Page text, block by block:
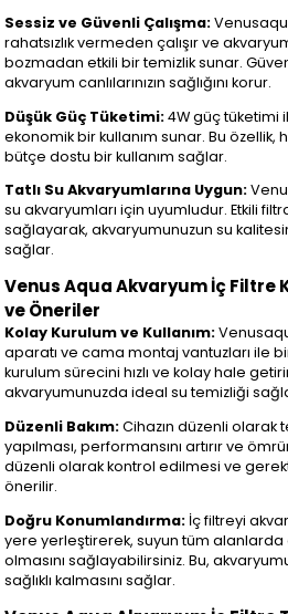
Sessiz ve Güvenli Çalışma:
rahatsızlık vermeden çalışır ve
bozmadan etkili bir temizlik sunar.
akvaryum canlılarınızın sağlığını korur.
Düşük Güç Tüketimi:4W güç tüketimi
ekonomik bir kullanım sunar. Bu
bütçe dostu bir kullanım sağlar.
Tatlı Su Akvaryumlarına Uygun:
su akvaryumları için uyumludur. Etkili
sağlayarak, akvaryumunuzun su
sağlar.
Venus Aqua Akvaryum İç Filtre
ve Öneriler
Kolay Kurulum ve Kullanım:
aparatı ve cama montaj vantuzları ile
kurulum sürecini hızlı ve kolay hale
akvaryumunuzda ideal su temizliği
Düzenli Bakım:Cihazın düzenli olarak
yapılması, performansını artırır ve
düzenli olarak kontrol edilmesi ve
önerilir.
Doğru Konumlandırma: İç filtreyi
yere yerleştirerek, suyun tüm alanlarda
olmasını sağlayabilirsiniz. Bu,
sağlıklı kalmasını sağlar.